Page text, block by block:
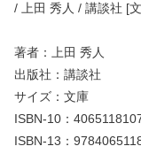
/ 上田 秀人 / 講談社 [
著者：上田 秀人
出版社：講談社
サイズ：文庫
ISBN-10：
ISBN-13：